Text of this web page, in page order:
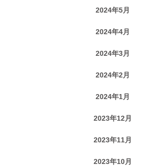
2024年5月
2024年4月
2024年3月
2024年2月
2024年1月
2023年12月
2023年11月
2023年10月